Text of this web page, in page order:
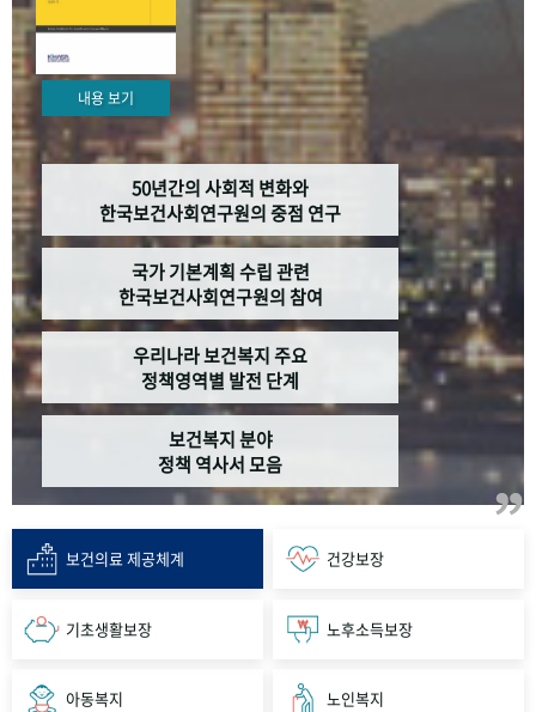
내용 보기
50년간의 사회적 변화와
한국보건사회연구원의 중점 연구
국가 기본계획 수립 관련
한국보건사회연구원의 참여
우리나라 보건복지 주요
정책영역별 발전 단계
보건복지 분야
정책 역사서 모음
보건의료 제공체계 건강보장
기초생활보장 노후소득보장
아동복지 노인복지